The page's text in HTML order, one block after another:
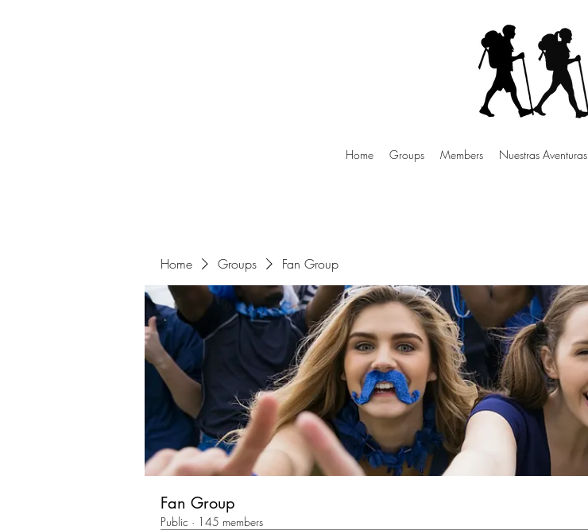
Home Groups Members Nuestras Aventuras
Home Groups Fan Group
Fan Group
Public · 145 members